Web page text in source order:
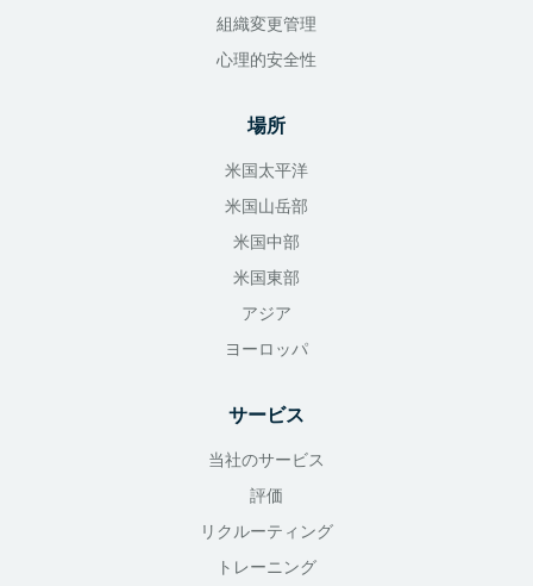
組織変更管理
心理的安全性
場所
米国太平洋
米国山岳部
米国中部
米国東部
アジア
ヨーロッパ
サービス
当社のサービス
評価
リクルーティング
トレーニング